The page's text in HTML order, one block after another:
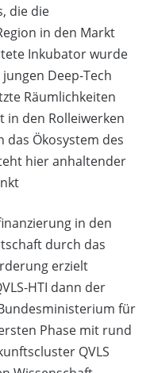
die die
in den Markt
Inkubator wurde
Deep-Tech
Räumlichkeiten
in den Rolleiwerken
Ökosystem des
hier anhaltender
in den
durch das
erzielt
HTI dann der
für
Phase mit rund
QVLS